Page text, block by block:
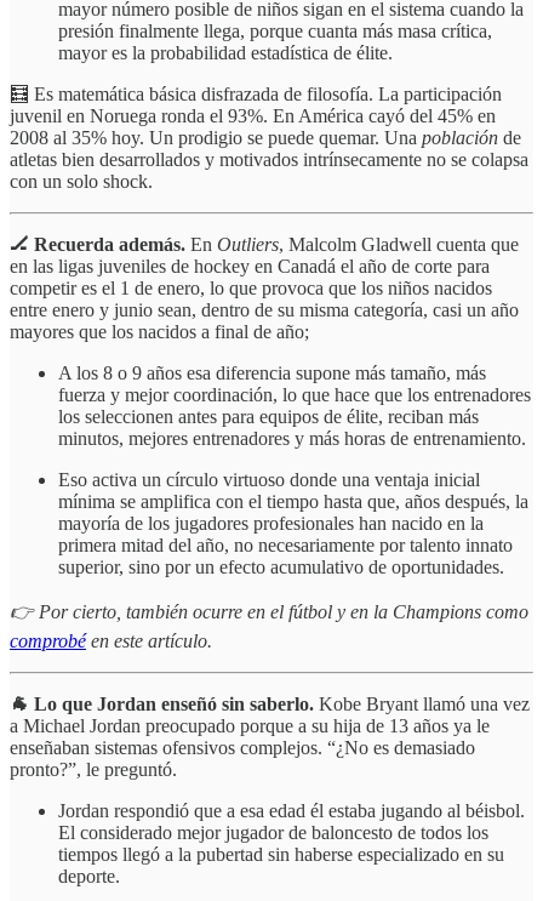
mayor número posible de niños sigan en el sistema cuando la
presión finalmente llega, porque cuanta más masa crítica,
mayor es la probabilidad estadística de élite.
🧮 Es matemática básica disfrazada de filosofía. La participación
juvenil en Noruega ronda el 93%. En América cayó del 45% en
2008 al 35% hoy. Un prodigio se puede quemar. Una población de
atletas bien desarrollados y motivados intrínsecamente no se colapsa
con un solo shock.
🏒 Recuerda además. En Outliers, Malcolm Gladwell cuenta que
en las ligas juveniles de hockey en Canadá el año de corte para
competir es el 1 de enero, lo que provoca que los niños nacidos
entre enero y junio sean, dentro de su misma categoría, casi un año
mayores que los nacidos a final de año;
A los 8 o 9 años esa diferencia supone más tamaño, más
fuerza y mejor coordinación, lo que hace que los entrenadores
los seleccionen antes para equipos de élite, reciban más
minutos, mejores entrenadores y más horas de entrenamiento.
Eso activa un círculo virtuoso donde una ventaja inicial
mínima se amplifica con el tiempo hasta que, años después, la
mayoría de los jugadores profesionales han nacido en la
primera mitad del año, no necesariamente por talento innato
superior, sino por un efecto acumulativo de oportunidades.
👉 Por cierto, también ocurre en el fútbol y en la Champions como
comprobéen este artículo.
🐐 Lo que Jordan enseñó sin saberlo. Kobe Bryant llamó una vez
a Michael Jordan preocupado porque a su hija de 13 años ya le
enseñaban sistemas ofensivos complejos. “¿No es demasiado
pronto?”, le preguntó.
Jordan respondió que a esa edad él estaba jugando al béisbol.
El considerado mejor jugador de baloncesto de todos los
tiempos llegó a la pubertad sin haberse especializado en su
deporte.